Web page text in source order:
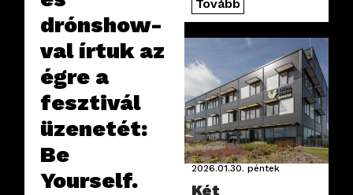
drónshow-
val írtuk az
égre a
fesztivál
üzenetét:
Be
Yourself.
rendezvényiparban is. De
vajon hol teremt valódi
értéket az iparágban az
Tovább
2026.01.30.péntek
Két